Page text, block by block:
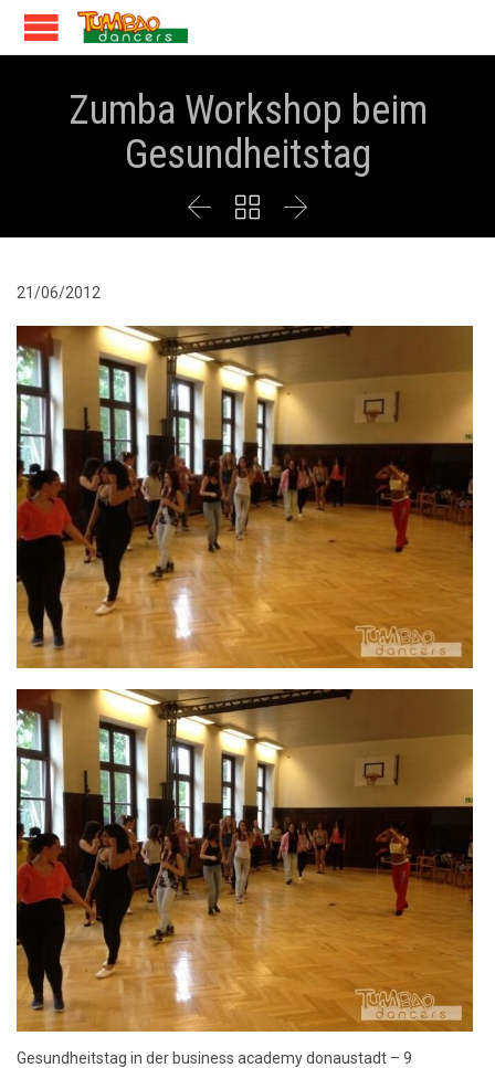
Zumba Workshop beim
Gesundheitstag
  
21/06/2012
Gesundheitstag in der business academy donaustadt – 9